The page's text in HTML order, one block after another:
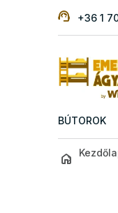
+36 1
BÚTOROK